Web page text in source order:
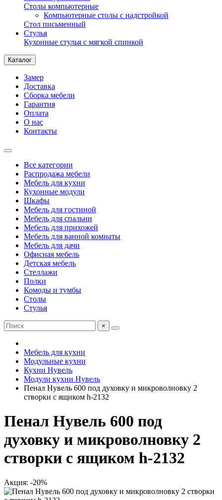
Столы компьютерные
Компьютерные столы с надстройкой
Стол письменный
Стулья
Кухонные стулья с мягкой спинкой
Каталог
Замер
Доставка
Сборка мебели
Гарантия
Оплата
О нас
Контакты
Все категории
Распродажа мебели
Мебель для кухни
Кухонные модули
Шкафы
Мебель для гостиной
Мебель для спальни
Мебель для прихожей
Мебель для ванной комнаты
Мебель для дачи
Офисная мебель
Детская мебель
Стеллажи
Полки
Комоды и тумбы
Столы
Стулья
×
Мебель для кухни
Модульные кухни
Кухни Нувель
Модули кухни Нувель
Пенал Нувель 600 под духовку и микроволновку 2
створки c ящиком h-2132
Пенал Нувель 600 под
духовку и микроволновку 2
створки c ящиком h-2132
Акция: -20%